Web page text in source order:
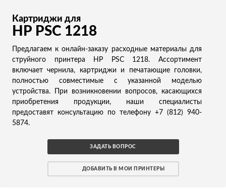
Картриджи для
HP PSC 1218
Предлагаем к онлайн-заказу расходные материалы для
струйного принтера HP PSC 1218. Ассортимент
включает чернила, картриджи и печатающие головки,
полностью совместимые с указанной моделью
устройства. При возникновении вопросов, касающихся
приобретения продукции, наши специалисты
предоставят консультацию по телефону +7 (812) 940-
5874.
ЗАДАТЬ ВОПРОС
ДОБАВИТЬ В МОИ ПРИНТЕРЫ